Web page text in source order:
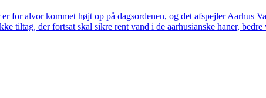
for alvor kommet højt op på dagsordenen, og det afspejler Aarhus
tiltag, der fortsat skal sikre rent vand i de aarhusianske haner,